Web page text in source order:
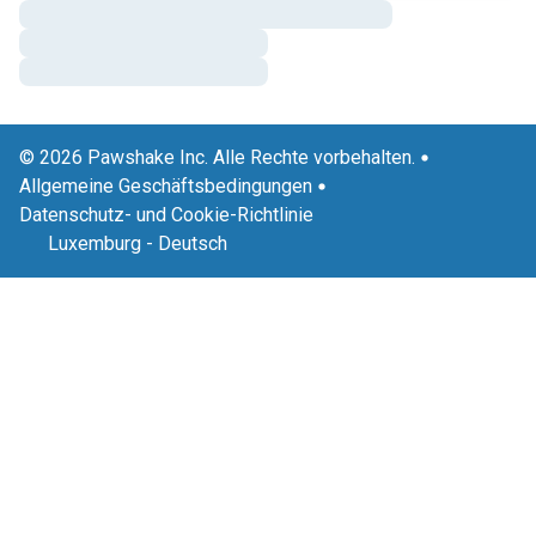
© 2026 Pawshake Inc. Alle Rechte vorbehalten.
Allgemeine Geschäftsbedingungen
Datenschutz- und Cookie-Richtlinie
Luxemburg - Deutsch